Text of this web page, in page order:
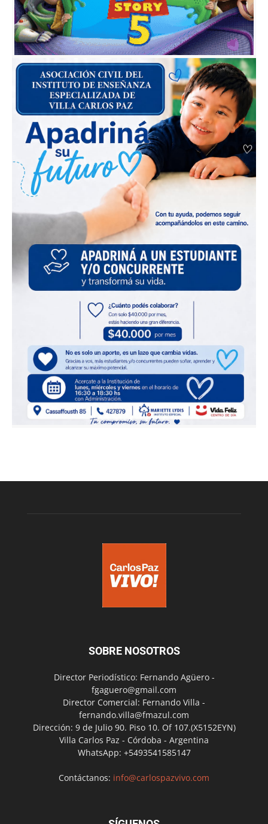
SOBRE NOSOTROS
Director Periodístico: Fernando Agüero -
fgaguero@gmail.com
Director Comercial: Fernando Villa -
fernando.villa@fmazul.com
Dirección: 9 de Julio 90. Piso 10. Of 107.(X5152EYN)
Villa Carlos Paz - Córdoba - Argentina
WhatsApp: +5493541585147
Contáctanos: info@carlospazvivo.com